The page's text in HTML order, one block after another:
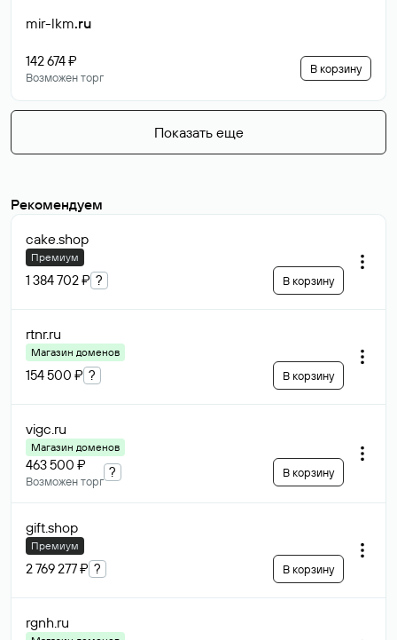
mir-lkm.ru
142 674 ₽
Возможен торг
В корзину
Показать еще
Рекомендуем
cake.shop
Премиум
1 384 702 ₽ ? В корзину
rtnr.ru
Магазин доменов
154 500 ₽ ? В корзину
vigc.ru
Магазин доменов
463 500 ₽
Возможен торг
? В корзину
gift.shop
Премиум
2 769 277 ₽ ? В корзину
rgnh.ru